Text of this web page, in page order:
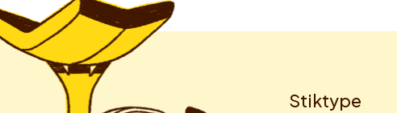
Stiktype